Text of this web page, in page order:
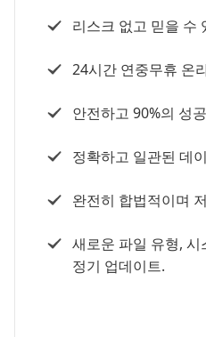
리스크 없고 믿을 수
24시간 연중무휴 온
안전하고 90%의 성
정확하고 일관된 데
완전히 합법적이며
새로운 파일 유형, 시
정기 업데이트.